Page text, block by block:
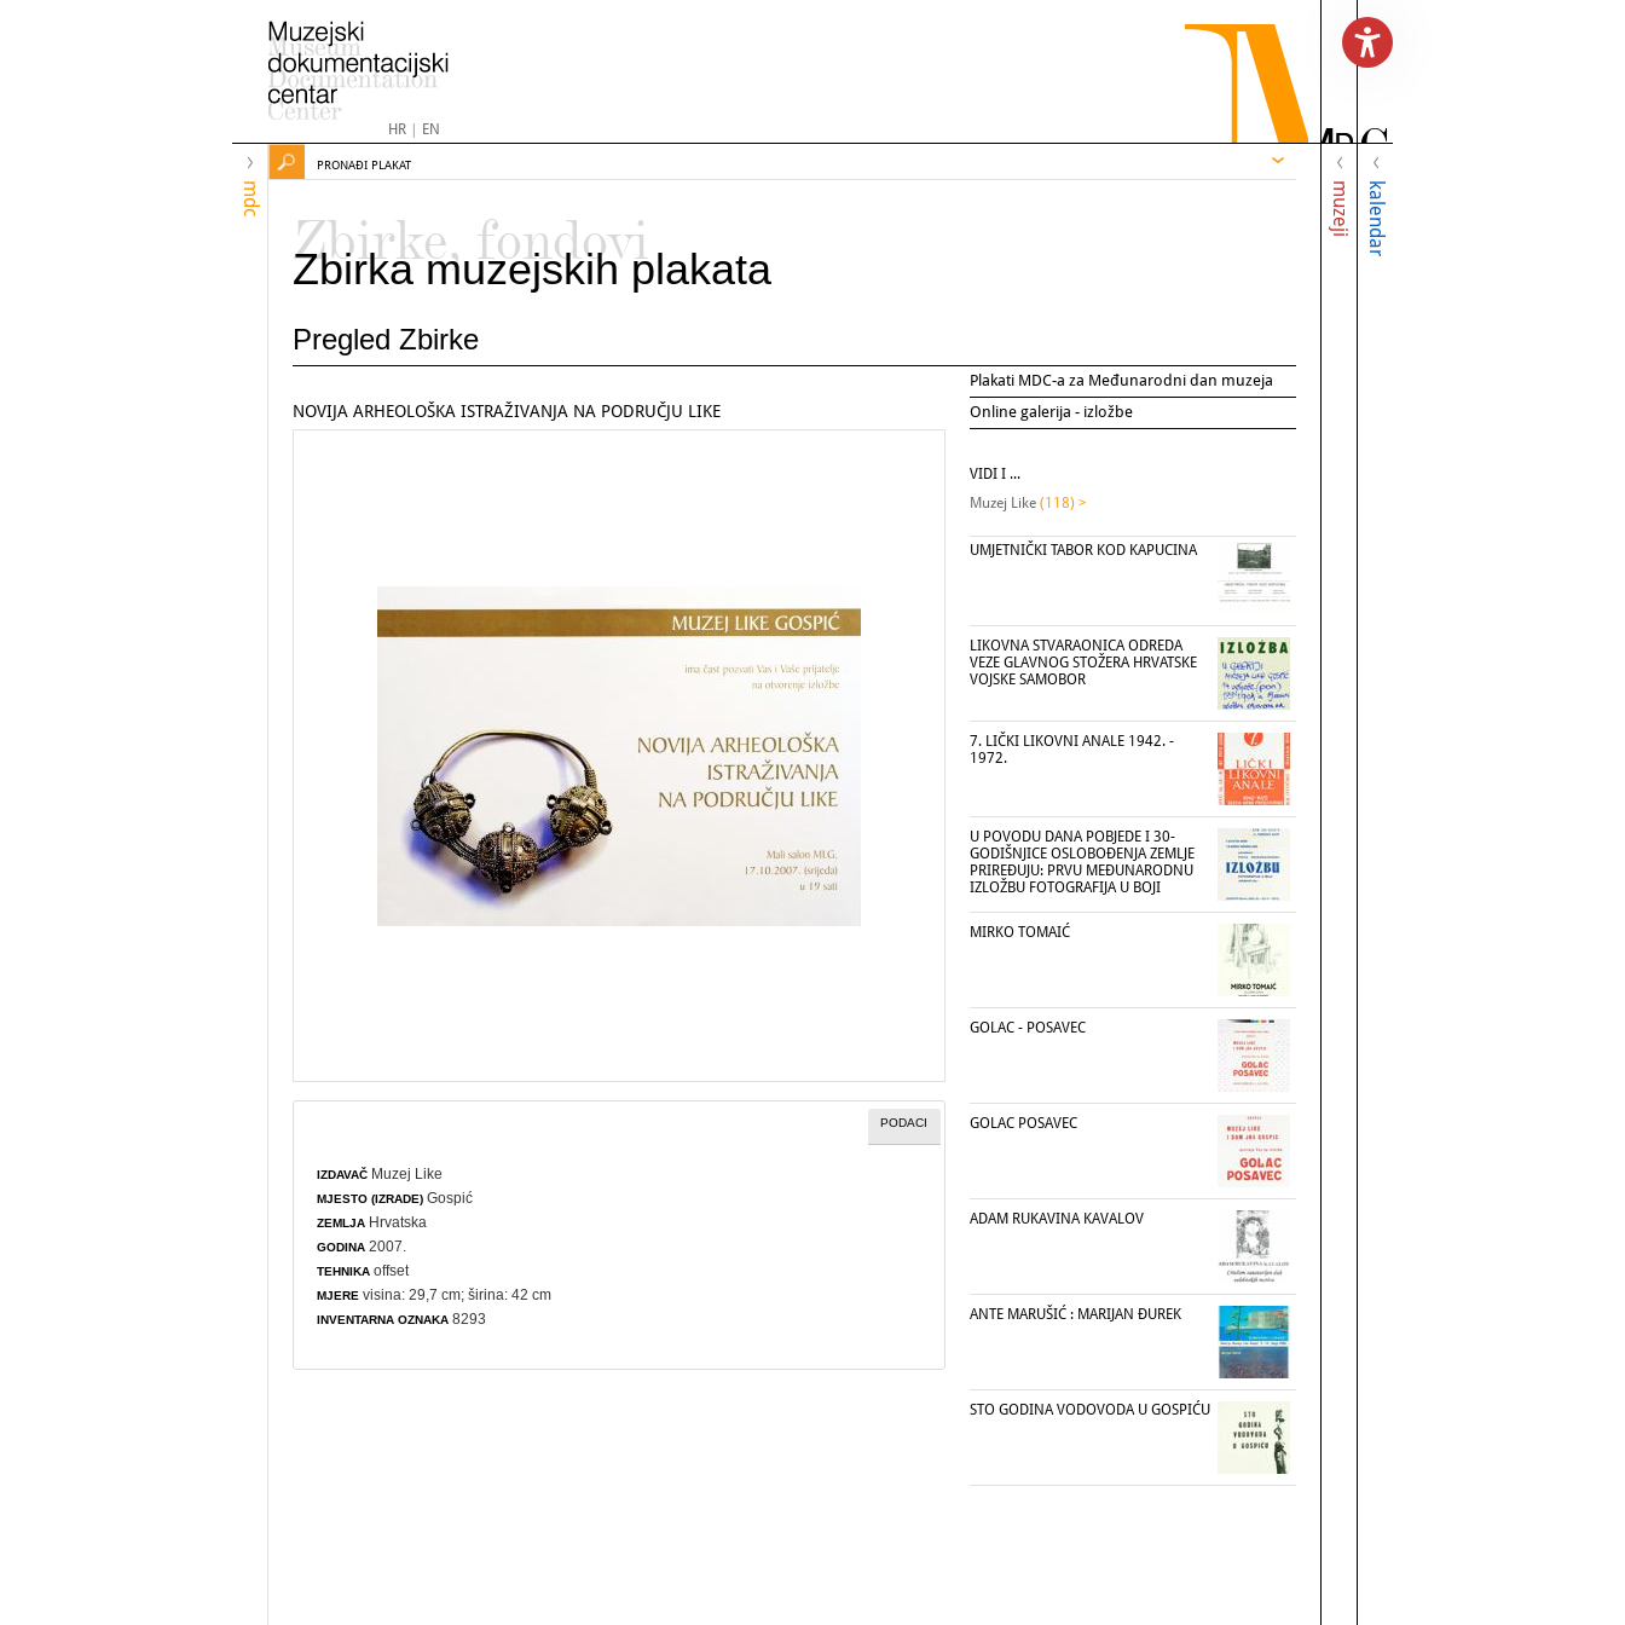
HR| EN
mdc muzeji kalendar
PRONAĐI PLAKAT
Zbirke, fondovi
Zbirka muzejskih plakata
Pregled Zbirke
Plakati MDC-a za Međunarodni dan muzeja
Online galerija - izložbe
NOVIJA ARHEOLOŠKA ISTRAŽIVANJA NA PODRUČJU LIKE
PODACI
IZDAVAČ Muzej Like
MJESTO (IZRADE) Gospić
ZEMLJA Hrvatska
GODINA 2007.
TEHNIKA offset
MJERE visina: 29,7 cm; širina: 42 cm
INVENTARNA OZNAKA 8293
VIDI I ...
Muzej Like (118) >
UMJETNIČKI TABOR KOD KAPUCINA
LIKOVNA STVARAONICA ODREDA
VEZE GLAVNOG STOŽERA HRVATSKE
VOJSKE SAMOBOR
7. LIČKI LIKOVNI ANALE 1942. -
1972.
U POVODU DANA POBJEDE I 30-
GODIŠNJICE OSLOBOĐENJA ZEMLJE
PRIREĐUJU: PRVU MEĐUNARODNU
IZLOŽBU FOTOGRAFIJA U BOJI
MIRKO TOMAIĆ
GOLAC - POSAVEC
GOLAC POSAVEC
ADAM RUKAVINA KAVALOV
ANTE MARUŠIĆ : MARIJAN ĐUREK
STO GODINA VODOVODA U GOSPIĆU